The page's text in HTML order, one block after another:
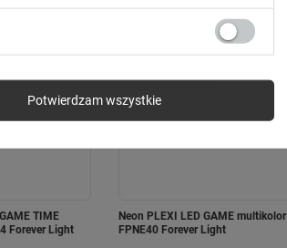
TIME
Forever Light
Neon PLEXI LED GAME multikolor
FPNE40 Forever Light
Potwierdzam wszystkie